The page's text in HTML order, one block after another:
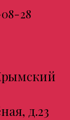
08-28
д.23